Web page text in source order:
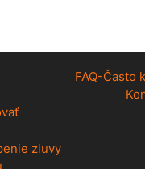
zluvy
FAQ-Často